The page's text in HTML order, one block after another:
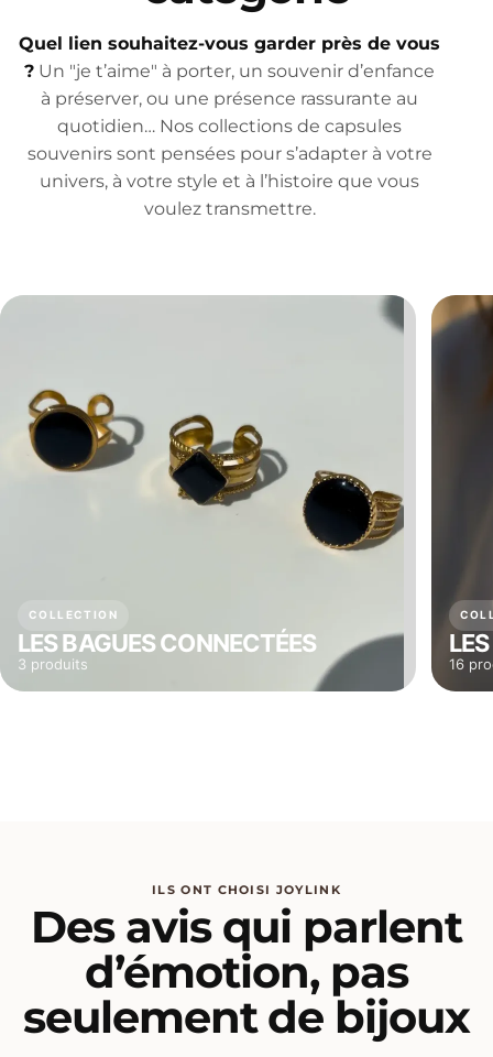
Quel lien souhaitez-vous garder près de vous
? Un "je t’aime" à porter, un souvenir d’enfance
à préserver, ou une présence rassurante au
quotidien… Nos collections de capsules
souvenirs sont pensées pour s’adapter à votre
univers, à votre style et à l’histoire que vous
voulez transmettre.
COLLECTION
LES BAGUES CONNECTÉES
3 produits 16
ILS ONT CHOISI JOYLINK
Des avis qui parlent
d’émotion, pas
seulement de bijoux